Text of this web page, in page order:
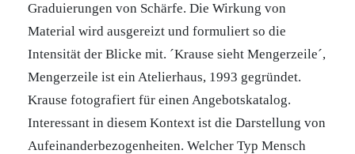
Graduierungen von Schärfe. Die Wirkung von
Material wird ausgereizt und formuliert so die
Intensität der Blicke mit. ´Krause sieht Mengerzeile´,
Mengerzeile ist ein Atelierhaus, 1993 gegründet.
Krause fotografiert für einen Angebotskatalog.
Interessant in diesem Kontext ist die Darstellung von
Aufeinanderbezogenheiten. Welcher Typ Mensch